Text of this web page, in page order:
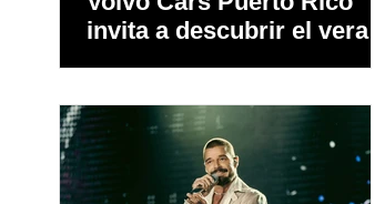
invita a descubrir el verano